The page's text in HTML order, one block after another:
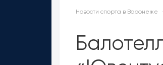
Новости спорта в Воронеже